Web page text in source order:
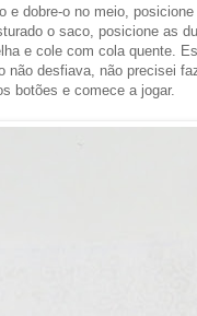
e dobre-o no meio,
o saco, posicione as
e cole com cola quente.
não desfiava, não precisei
botões e comece a jogar.